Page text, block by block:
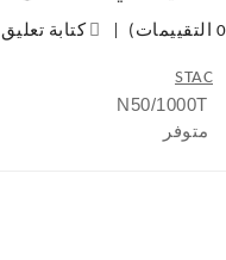
كتابة تعليق
STAC
متوفر